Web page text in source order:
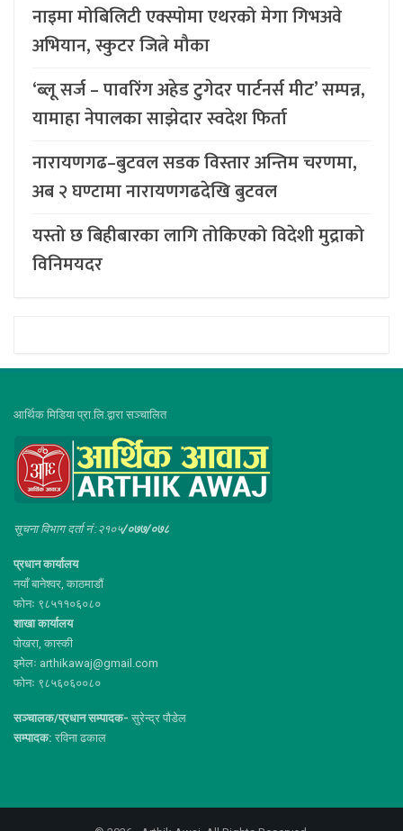
नाइमा मोबिलिटी एक्स्पोमा एथरको मेगा गिभअवे
अभियान, स्कुटर जित्ने मौका
‘ब्लू सर्ज – पावरिंग अहेड टुगेदर पार्टनर्स मीट’ सम्पन्न,
यामाहा नेपालका साझेदार स्वदेश फिर्ता
नारायणगढ–बुटवल सडक विस्तार अन्तिम चरणमा,
अब २ घण्टामा नारायणगढदेखि बुटवल
यस्तो छ बिहीबारका लागि तोकिएको विदेशी मुद्राको
विनिमयदर
आर्थिक मिडिया प्रा.लि.द्वारा सञ्चालित
सूचना विभाग दर्ता नं :२१०५/०७७/०७८
प्रधान कार्यालय
नयाँ बानेश्वर, काठमाडौं
फोनः ९८५११०६०८०
शाखा कार्यालय
पोखरा, कास्की
इमेलः arthikawaj@gmail.com
फोनः ९८५६०६००८०
सञ्चालक/प्रधान सम्पादक- सुरेन्द्र पौडेल
सम्पादक: रविना ढकाल